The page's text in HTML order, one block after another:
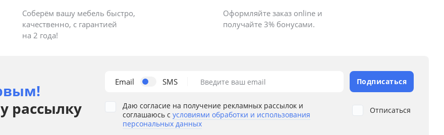
Соберём вашу мебель быстро,
качественно, с гарантией
на 2 года!
Оформляйте заказ online и
получайте 3% бонусами.
рассылку
Email SMS Введите ваш email Подписаться
Даю согласие на получение рекламных рассылок и
соглашаюсь с условиями обработки и использования
персональных данных
Отписаться